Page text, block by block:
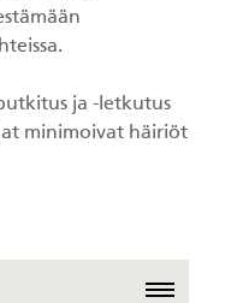
ja -letkutus
minimoivat häiriöt